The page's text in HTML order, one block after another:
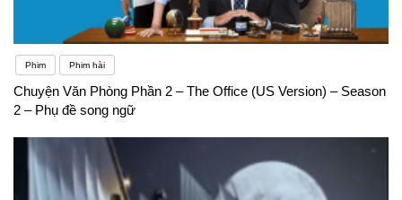
Phim Phim hài
Chuyện Văn Phòng Phần 2 – The Office (US Version) – Season
2 – Phụ đề song ngữ